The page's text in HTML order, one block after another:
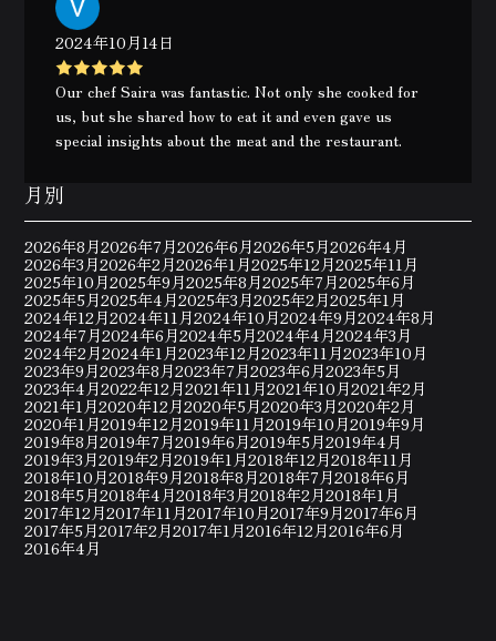
2024年10月14日
Our chef Saira was fantastic. Not only she cooked for
us, but she shared how to eat it and even gave us
special insights about the meat and the restaurant.
月別
2026年8月2026年7月2026年6月2026年5月2026年4月
2026年3月2026年2月2026年1月2025年12月2025年11月
2025年10月2025年9月2025年8月2025年7月2025年6月
2025年5月2025年4月2025年3月2025年2月2025年1月
2024年12月2024年11月2024年10月2024年9月2024年8月
2024年7月2024年6月2024年5月2024年4月2024年3月
2024年2月2024年1月2023年12月2023年11月2023年10月
2023年9月2023年8月2023年7月2023年6月2023年5月
2023年4月2022年12月2021年11月2021年10月2021年2月
2021年1月2020年12月2020年5月2020年3月2020年2月
2020年1月2019年12月2019年11月2019年10月2019年9月
2019年8月2019年7月2019年6月2019年5月2019年4月
2019年3月2019年2月2019年1月2018年12月2018年11月
2018年10月2018年9月2018年8月2018年7月2018年6月
2018年5月2018年4月2018年3月2018年2月2018年1月
2017年12月2017年11月2017年10月2017年9月2017年6月
2017年5月2017年2月2017年1月2016年12月2016年6月
2016年4月